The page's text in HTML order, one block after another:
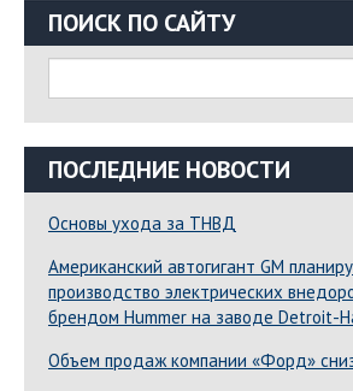
ПОИСК ПО САЙТУ
ПОСЛЕДНИЕ НОВОСТИ
Основы ухода за ТНВД
Американский автогигант GM
производство электрических
брендом Hummer на заводе Detroit-
Объем продаж компании «Форд»